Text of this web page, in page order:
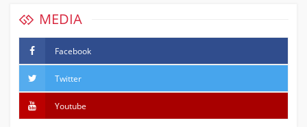
MEDIA
Facebook
Twitter
Youtube